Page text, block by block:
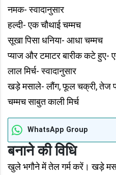
नमक- स्वादानुसार
हल्दी- एक चौथाई चम्मच
सूखा पिसा धनिया- आधा चम्मच
प्याज और टमाटर बारीक कटे हुए-
लाल मिर्च- स्वादानुसार
खड़े मसाले- लौंग, फूल चक्री, तेज
चम्मच साबुत काली मिर्च
WhatsApp Group
बनाने की विधि
खुले भगौने में तेल गर्म करें। खड़े